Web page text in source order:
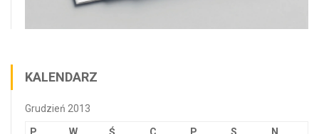
KALENDARZ
Grudzień 2013